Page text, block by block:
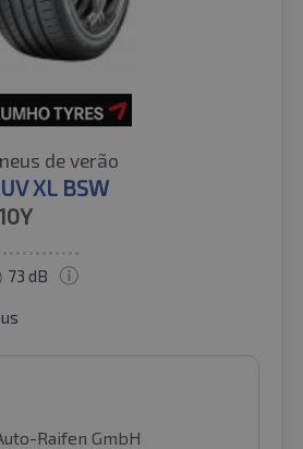
de verão
XL BSW
73 dB
Raifen GmbH